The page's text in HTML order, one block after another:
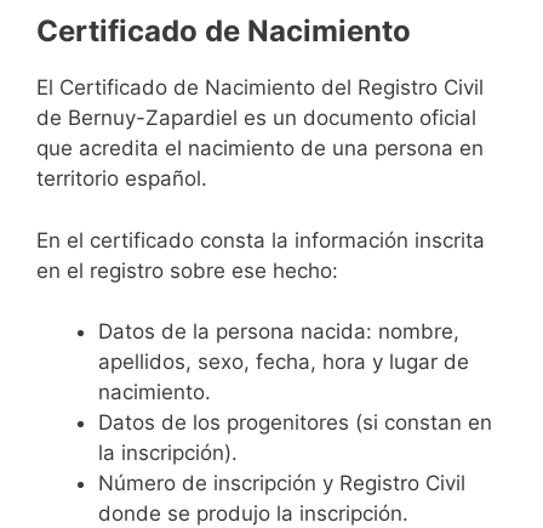
Certificado de Nacimiento
El Certificado de Nacimiento del Registro Civil
de Bernuy-Zapardiel es un documento oficial
que acredita el nacimiento de una persona en
territorio español.
En el certificado consta la información inscrita
en el registro sobre ese hecho:
Datos de la persona nacida: nombre,
apellidos, sexo, fecha, hora y lugar de
nacimiento.
Datos de los progenitores (si constan en
la inscripción).
Número de inscripción y Registro Civil
donde se produjo la inscripción.